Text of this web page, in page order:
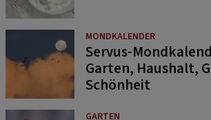
MONDKALENDER
Servus-
Garten, Haushalt,
Schönheit
GARTEN